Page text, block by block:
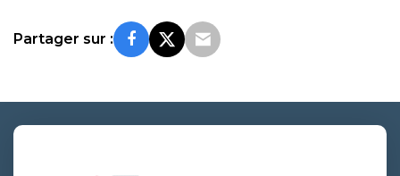
Partager sur :